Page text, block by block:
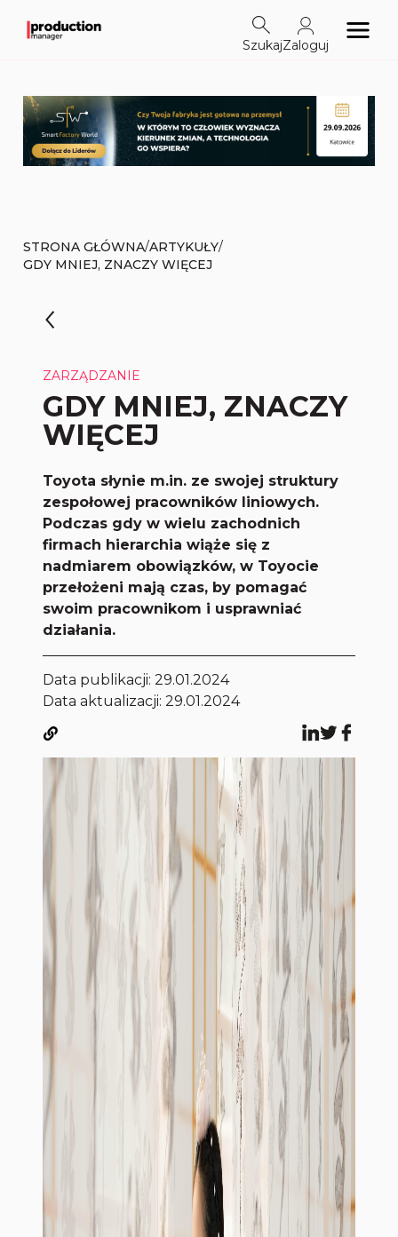
SzukajZaloguj
STRONA GŁÓWNA/ARTYKUŁY/
GDY MNIEJ, ZNACZY WIĘCEJ
ZARZĄDZANIE
GDY MNIEJ, ZNACZY
WIĘCEJ
Toyota słynie m.in. ze swojej struktury
zespołowej pracowników liniowych.
Podczas gdy w wielu zachodnich
firmach hierarchia wiąże się z
nadmiarem obowiązków, w Toyocie
przełożeni mają czas, by pomagać
swoim pracownikom i usprawniać
działania.
Data publikacji:29.01.2024
Data aktualizacji: 29.01.2024